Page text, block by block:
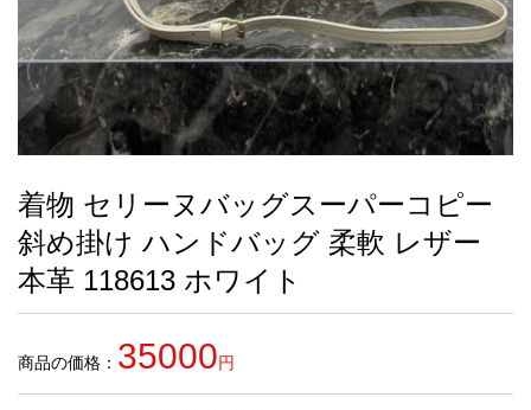
最
新
製
お
す
す
め
商
着物 セリーヌバッグスーパーコピー
斜め掛け ハンドバッグ 柔軟 レザー
本革 118613 ホワイト
商品の価格： 35000円